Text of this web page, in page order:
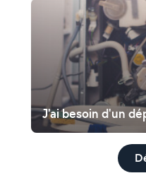
J'ai besoin d'un